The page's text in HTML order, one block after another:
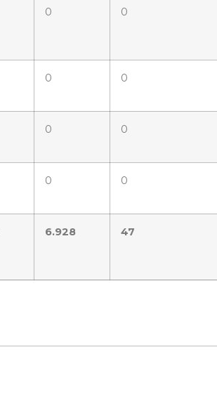
0 0
0 0
0 0
0 0
6.928 47